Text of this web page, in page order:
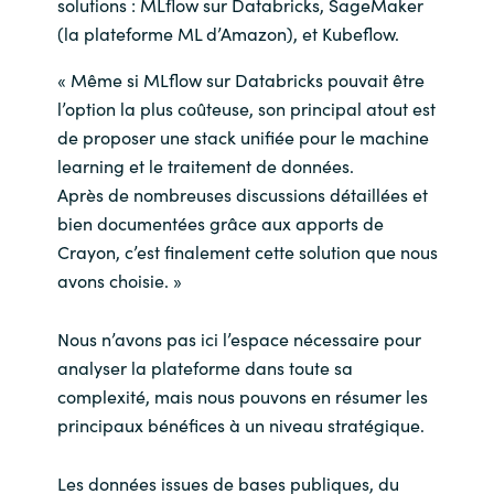
(la plateforme ML d’Amazon), et Kubeflow.
« Même si MLflow sur Databricks pouvait être
l’option la plus coûteuse, son principal atout est
de proposer une stack unifiée pour le machine
learning et le traitement de données.
Après de nombreuses discussions détaillées et
bien documentées grâce aux apports de
Crayon, c’est finalement cette solution que nous
avons choisie. »
Nous n’avons pas ici l’espace nécessaire pour
analyser la plateforme dans toute sa
complexité, mais nous pouvons en résumer les
principaux bénéfices à un niveau stratégique.
Les données issues de bases publiques, du